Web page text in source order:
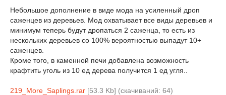
Небольшое дополнение в виде мода на усиленный дроп
саженцев из деревьев. Мод охватывает все виды деревьев и
минимум теперь будут дропаться 2 саженца, то есть из
нескольких деревьев со 100% вероятностью выпадут 10+
саженцев.
Кроме того, в каменной печи добавлена возможность
крафтить уголь из 10 ед дерева получится 1 ед угля..
219_More_Saplings.rar [53.3 Kb] (cкачиваний: 64)